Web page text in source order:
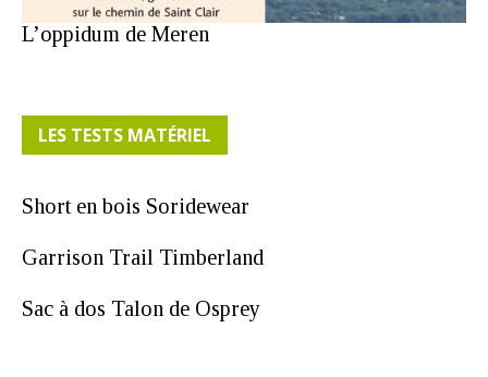
L’oppidum de Meren
LES TESTS MATÉRIEL
Short en bois Soridewear
Garrison Trail Timberland
Sac à dos Talon de Osprey